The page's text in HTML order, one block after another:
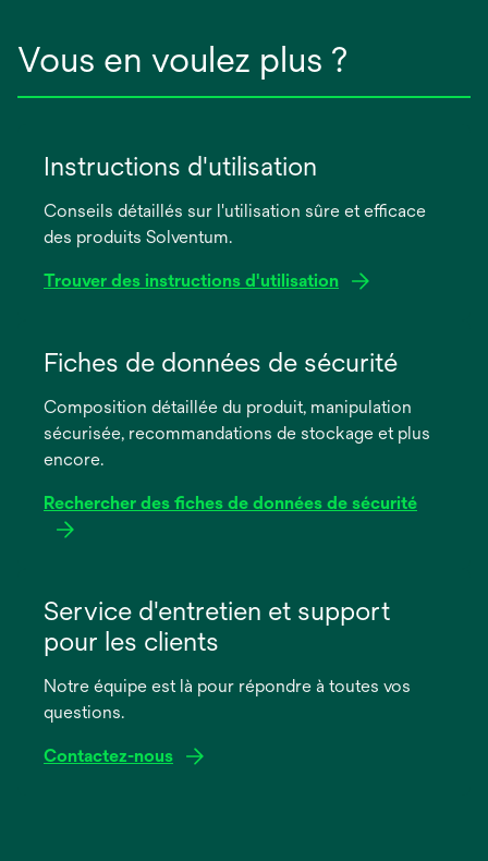
Vous en voulez plus ?
Instructions d'utilisation
Conseils détaillés sur l'utilisation sûre et efficace
des produits Solventum.
Trouver des instructions d'utilisation
dans
nouvel
onglet
Fiches de données de sécurité
Composition détaillée du produit, manipulation
sécurisée, recommandations de stockage et plus
encore.
Rechercher des fiches de données de sécurité
dans
nouvel
onglet
Service d'entretien et support
pour les clients
Notre équipe est là pour répondre à toutes vos
questions.
Contactez-nous